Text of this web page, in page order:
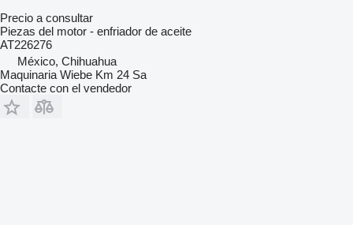
Precio a consultar
Piezas del motor - enfriador de aceite
AT226276
México, Chihuahua
Maquinaria Wiebe Km 24 Sa
Contacte con el vendedor